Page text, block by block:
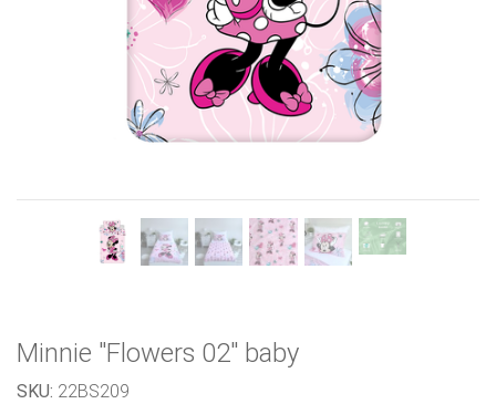
Minnie "Flowers 02" baby
SKU: 22BS209